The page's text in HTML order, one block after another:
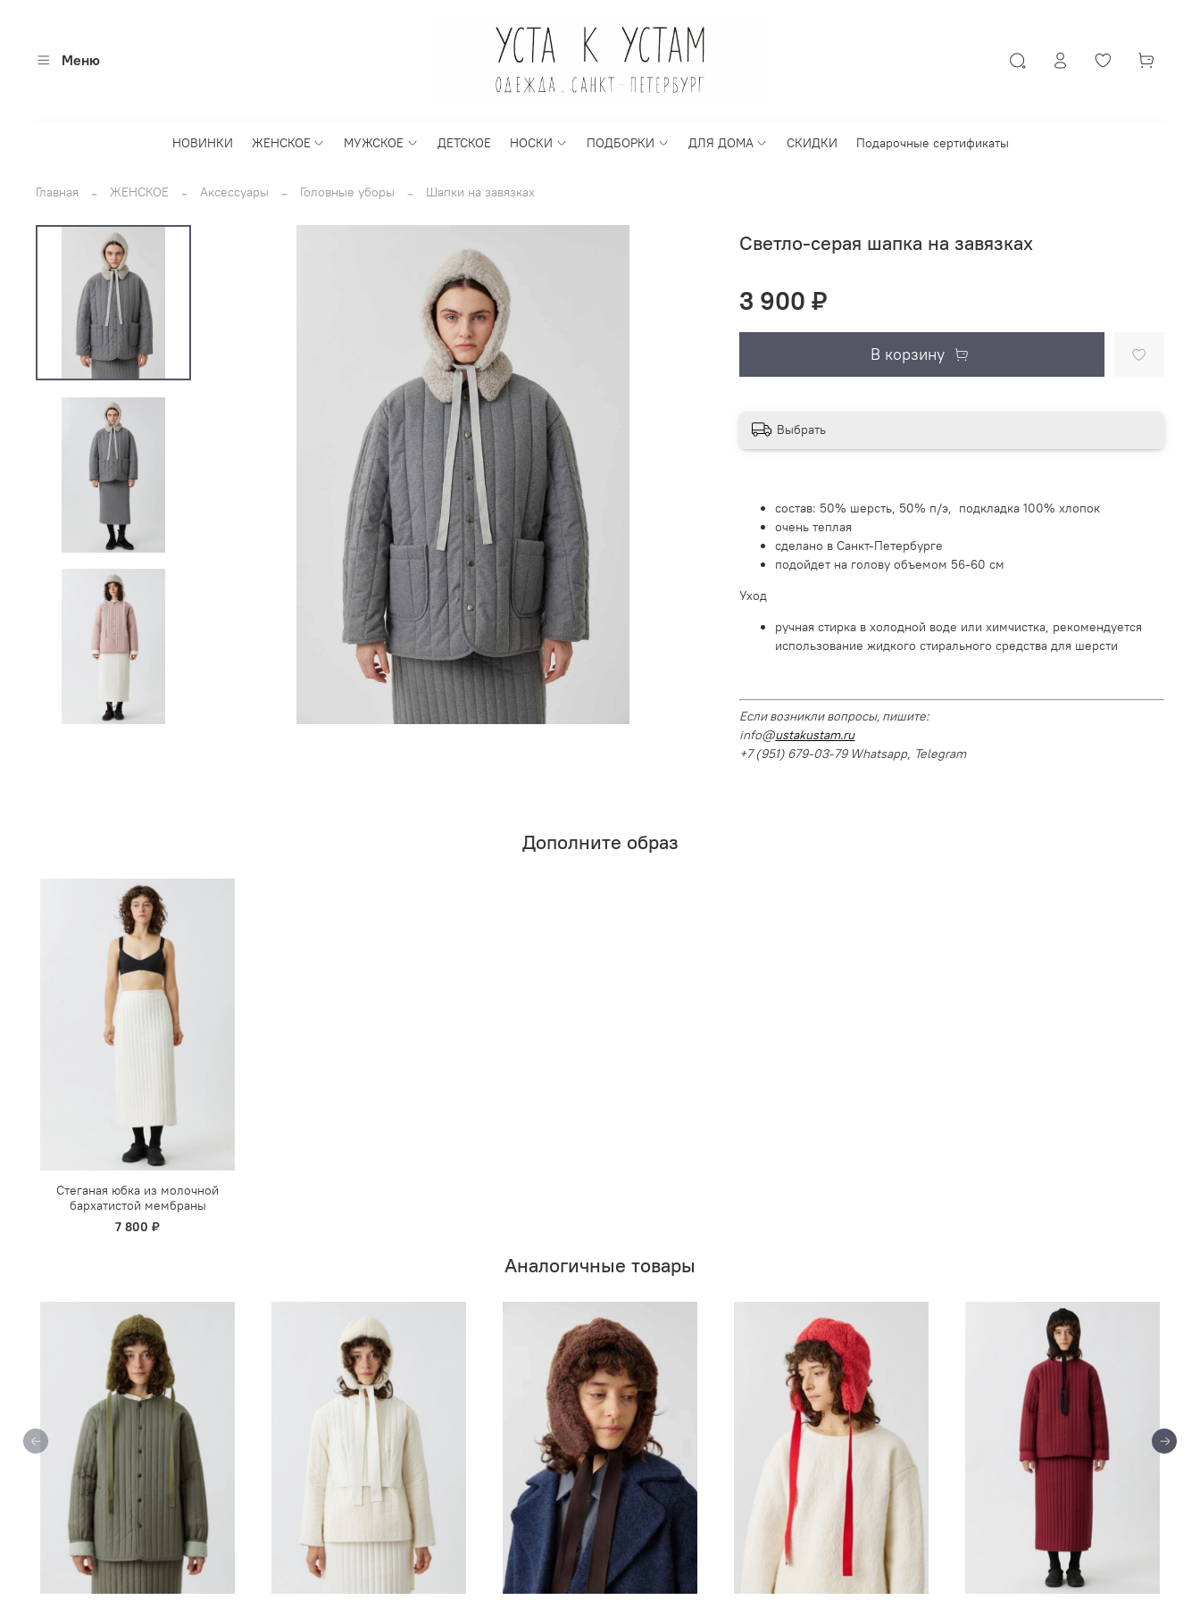
Меню
НОВИНКИ ЖЕНСКОЕ МУЖСКОЕ ДЕТСКОЕ НОСКИ ПОДБОРКИ ДЛЯ ДОМА СКИДКИ Подарочные сертификаты
Главная ЖЕНСКОЕ Аксессуары Головные уборы Шапки на завязках
Светло-серая шапка на завязках
3 900 ₽
В корзину
Выбрать
состав: 50% шерсть, 50% п/э, подкладка 100% хлопок
очень теплая
сделано в Санкт-Петербурге
подойдет на голову объемом 56-60 см
Уход
ручная стирка в холодной воде или химчистка, рекомендуется
использование жидкого стирального средства для шерсти
Если возникли вопросы, пишите:
info@ustakustam.ru
+7 (951) 679-03-79 Whatsapp Telegram
Дополните образ
Стеганая юбка из молочной
бархатистой мембраны
7 800 ₽
Аналогичные товары